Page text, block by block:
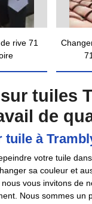
rive 71
tuiles
de
tuile à
votre tuile
sa couleur et
nous vous invitons de
Nous sommes un